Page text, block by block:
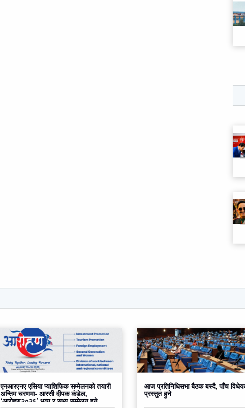
एनआरएनए एसिया प्याशिफिक सम्मेलनको तयारी
अन्तिम चरणमा- आरसी दीपक कंडेल,
‘आरोहण२०२६’ भव्य र सभ्य सम्मेलन हुने
आज प्रतिनिधिसभा बैठक बस्दै, पाँच
प्रस्तुत हुने